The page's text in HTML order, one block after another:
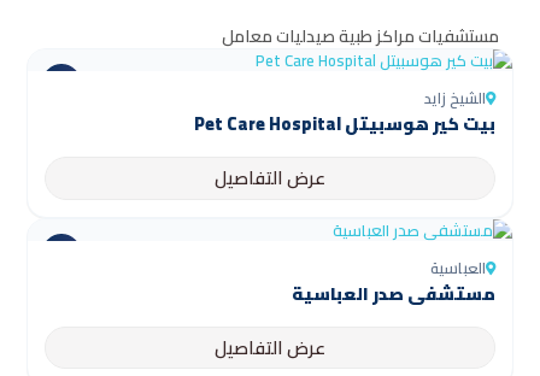
مستشفياتمراكز طبيةصيدلياتمعامل
الشيخ زايد
بيت كير هوسبيتل Pet Care Hospital
عرض التفاصيل
العباسية
مستشفى صدر العباسية
عرض التفاصيل